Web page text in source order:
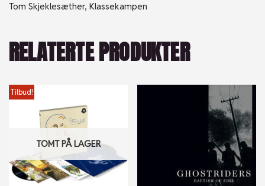
Tom Skjeklesæther, Klassekampen
RELATERTE PRODUKTER
TOMT PÅ LAGER
Tilbud!